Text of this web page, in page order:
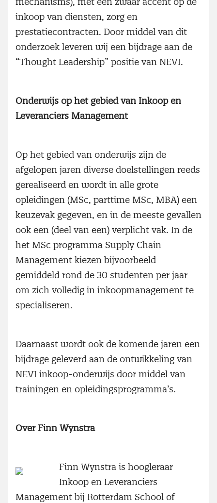
inkoop van diensten, zorg en
prestatiecontracten. Door middel van dit
onderzoek leveren wij een bijdrage aan de
“Thought Leadership” positie van NEVI.
Onderwijs op het gebied van Inkoop en
Leveranciers Management
Op het gebied van onderwijs zijn de
afgelopen jaren diverse doelstellingen reeds
gerealiseerd en wordt in alle grote
opleidingen (MSc, parttime MSc, MBA) een
keuzevak gegeven, en in de meeste gevallen
ook een (deel van een) verplicht vak. In de
het MSc programma Supply Chain
Management kiezen bijvoorbeeld
gemiddeld rond de 30 studenten per jaar
om zich volledig in inkoopmanagement te
specialiseren.
Daarnaast wordt ook de komende jaren een
bijdrage geleverd aan de ontwikkeling van
NEVI inkoop-onderwijs door middel van
trainingen en opleidingsprogramma’s.
Over Finn Wynstra
Finn Wynstra is hoogleraar
Inkoop en Leveranciers
Management bij Rotterdam School of